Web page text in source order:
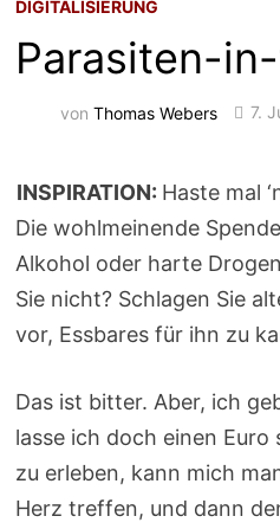
DIGITALISIERUNG
Parasiten-
vonThomas Webers 7.
INSPIRATION: Haste mal
Die wohlmeinende
Alkohol oder harte
Sie nicht? Schlagen Sie
vor, Essbares für ihn zu
Das ist bitter. Aber, ich
lasse ich doch einen Euro
zu erleben, kann mich
Herz treffen, und dann